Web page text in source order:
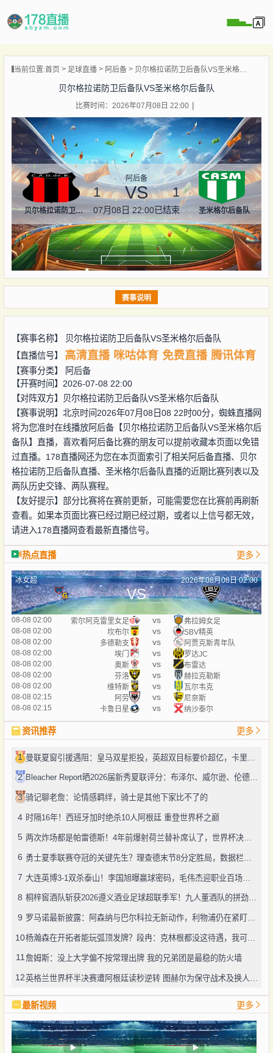
当前位置:首页 足球直播 阿后备 贝尔格拉诺防卫后备队VS圣米格尔后备队
贝尔格拉诺防卫后备队VS圣米格尔后备队
比赛时间：2026年07月08日 22:00
贝尔格拉诺防卫后备队
阿后备
1 VS 1
07月08日 22:00已结束 圣米格尔后备队
赛事说明
【赛事名称】
贝尔格拉诺防卫后备队VS圣米格尔后备队
【直播信号】
高清直播 咪咕体育 免费直播 腾讯体育
【赛事分类】
阿后备
【开赛时间】2026-07-08 22:00
【对阵双方】
贝尔格拉诺防卫后备队VS圣米格尔后备队
【赛事说明】北京时间2026年07月08日08 22时00分，蜘蛛直播网
将为您准时在线播放阿后备【贝尔格拉诺防卫后备队VS圣米格尔后
备队】直播，喜欢看阿后备比赛的朋友可以提前收藏本页面以免错
过直播。178直播网还为您在本页面索引了相关阿后备直播、贝尔
格拉诺防卫后备队直播、圣米格尔后备队直播的近期比赛列表以及
两队历史交锋、两队赛程。
【友好提示】部分比赛将在赛前更新，可能需要您在比赛前再刷新
查看。如果本页面比赛已经过期已经过期，或者以上信号都无效，
请进入178直播网查看最新直播信号。
热点直播 更多
冰女超 2026年08月08日 02:00
VS
08-08 02:00 索尔阿克雷里女足 vs
弗拉姆女足
08-08 02:00
坎布尔 vs
SBV精英
08-08 02:00
多德勒支 vs
阿贾克斯青年队
08-08 02:00
埃门 vs
罗达JC
08-08 02:00
奥斯 vs
布雷达
08-08 02:00
芬洛 vs
赫拉克勒斯
08-08 02:00
维特斯 vs
瓦尔韦克
08-08 02:15
阿劳 vs
尼奈斯
08-08 02:15
卡鲁日星 vs 纳沙泰尔
资讯推荐 更多
1
2 Bleacher Report晒2026届新秀夏联评分：布泽尔、威尔逊、伦德博格摘A
3 骑记聊老詹：论情感羁绊，骑士是其他下家比不了的
4 时隔16年！西班牙加时绝杀10人阿根廷 重登世界杯之巅
5 两次炸场都是帕雷德斯！4年前爆射荷兰替补席认了，世界杯决赛再演冲突
6
7 大连英博3-1双杀泰山！李国旭曝赢球密码，毛伟杰迎职业百场里程碑
8 桐梓窖酒队斩获2026遵义酒业足球超联季军！九人董酒队的拼劲太戳人
9 罗马诺最新披露：阿森纳与巴尔科拉无新动作，利物浦仍在紧盯目标
10 杨瀚森在开拓者能玩弧顶发牌？段冉：克林根都没这待遇，我可不太看好
11詹姆斯：没上大学偏不按常理出牌 我的兄弟团是最稳的防火墙
12
最新视频 更多